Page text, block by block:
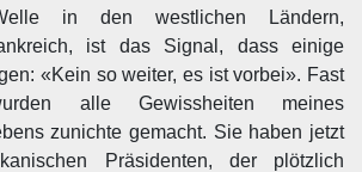
in den westlichen Ländern,
ist das Signal, dass einige
«Kein so weiter, es ist vorbei». Fast
alle Gewissheiten meines
zunichte gemacht. Sie haben jetzt
Präsidenten, der plötzlich